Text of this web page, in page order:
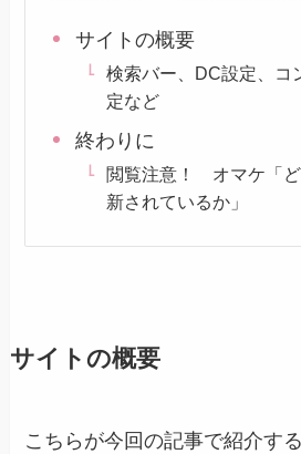
サイトの概要
検索バー、DC設定、コ
定など
終わりに
閲覧注意！ オマケ「
新されているか」
サイトの概要
こちらが今回の記事で紹介す